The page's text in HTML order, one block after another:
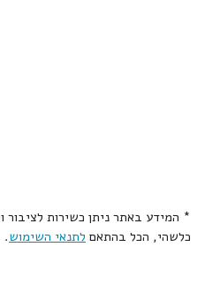
* המידע באתר ניתן כשירות
כלשהי, הכל בהתאם לתנאי השימוש.